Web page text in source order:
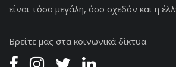
είναι τόσο μεγάλη, όσο σχεδόν και η
Βρείτε μας στα κοινωνικά δίκτυα